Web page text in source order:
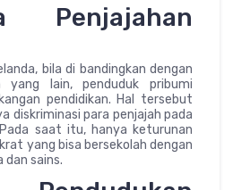
Penjajahan
bila di bandingkan dengan
yang lain, penduduk pribumi
pendidikan. Hal tersebut
diskriminasi para penjajah pada
saat itu, hanya keturunan
yang bisa bersekolah dengan
sains.